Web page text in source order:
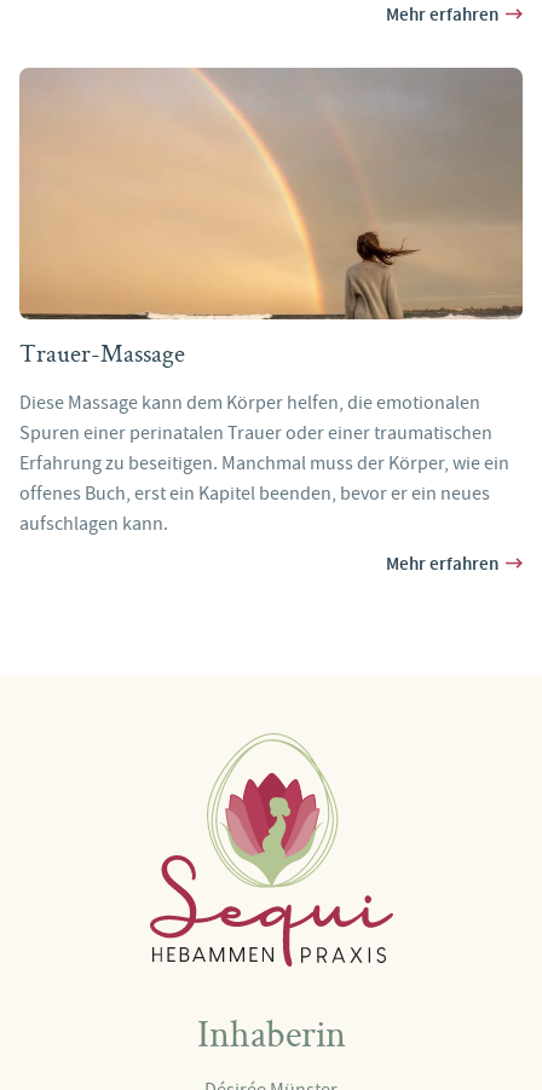
Mehr erfahren
Trauer-Massage
Diese Massage kann dem Körper helfen, die emotionalen
Spuren einer perinatalen Trauer oder einer traumatischen
Erfahrung zu beseitigen. Manchmal muss der Körper, wie ein
offenes Buch, erst ein Kapitel beenden, bevor er ein neues
aufschlagen kann.
Mehr erfahren
Inhaberin